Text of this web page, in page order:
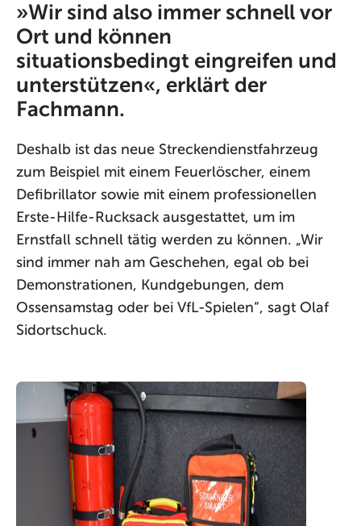
»Wir sind also immer schnell vor
Ort und können
situationsbedingt eingreifen und
unterstützen«, erklärt der
Fachmann.
Deshalb ist das neue Streckendienstfahrzeug
zum Beispiel mit einem Feuerlöscher, einem
Defibrillator sowie mit einem professionellen
Erste-Hilfe-Rucksack ausgestattet, um im
Ernstfall schnell tätig werden zu können. „Wir
sind immer nah am Geschehen, egal ob bei
Demonstrationen, Kundgebungen, dem
Ossensamstag oder bei VfL-Spielen“, sagt Olaf
Sidortschuck.